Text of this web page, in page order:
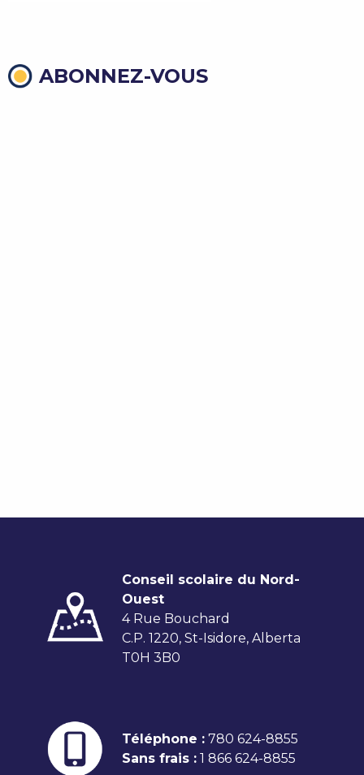
ABONNEZ-VOUS
Conseil scolaire du Nord-
Ouest
4 Rue Bouchard
C.P. 1220, St-Isidore, Alberta
T0H 3B0
Téléphone : 780 624-8855
Sans frais : 1 866 624-8855